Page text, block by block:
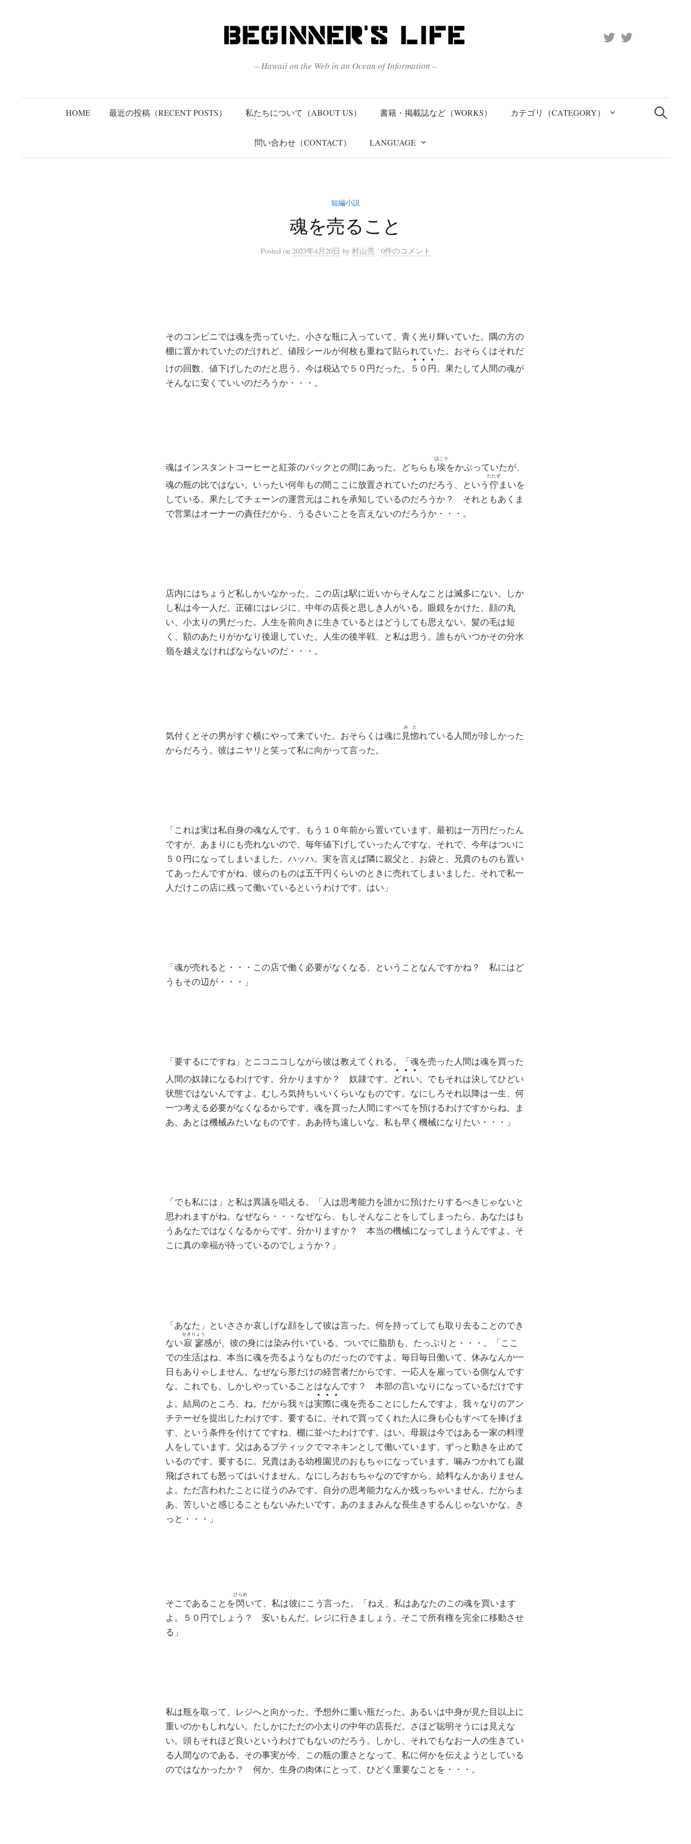
– Hawaii on the Web in an Ocean of Information –
HOME 最近の投稿（RECENT POSTS） 私たちについて（ABOUT US） 書籍・掲載誌など（WORKS） カテゴリ（CATEGORY）
問い合わせ（CONTACT） LANGUAGE
検
索:
短編小説
魂を売ること
Posted on 2023年4月20日 by 村山亮 / 0件のコメント
そのコンビニでは魂を売っていた。小さな瓶に入っていて、青く光り輝いていた。隅の方の
棚に置かれていたのだけれど、値段シールが何枚も重ねて貼られていた。おそらくはそれだ
けの回数、値下げしたのだと思う。今は税込で５０円だった。
５０円
●●●
。果たして人間の魂が
そんなに安くていいのだろうか・・・。
魂はインスタントコーヒーと紅茶のパックとの間にあった。どちらも埃
ほこり
をかぶっていたが、
魂の瓶の比ではない。いったい何年もの間ここに放置されていたのだろう、という 佇
たたず
まいを
している。果たしてチェーンの運営元はこれを承知しているのだろうか？ それともあくま
で営業はオーナーの責任だから、うるさいことを言えないのだろうか・・・。
店内にはちょうど私しかいなかった。この店は駅に近いからそんなことは滅多にない。しか
し私は今一人だ。正確にはレジに、中年の店長と思しき人がいる。眼鏡をかけた、顔の丸
い、小太りの男だった。人生を前向きに生きているとはどうしても思えない。髪の毛は短
く、額のあたりがかなり後退していた。人生の後半戦、と私は思う。誰もがいつかその分水
嶺を越えなければならないのだ・・・。
気付くとその男がすぐ横にやって来ていた。おそらくは魂に 見惚
みと
れている人間が珍しかった
からだろう。彼はニヤリと笑って私に向かって言った。
「これは実は私自身の魂なんです。もう１０年前から置いています。最初は一万円だったん
ですが、あまりにも売れないので、毎年値下げしていったんですな。それで、今年はついに
５０円になってしまいました。ハッハ。実を言えば隣に親父と、お袋と、兄貴のものも置い
てあったんですがね、彼らのものは五千円くらいのときに売れてしまいました。それで私一
人だけこの店に残って働いているというわけです。はい」
「魂が売れると・・・この店で働く必要がなくなる、ということなんですかね？ 私にはど
うもその辺が・・・」
「要するにですね」とニコニコしながら彼は教えてくれる。「魂を売った人間は魂を買った
人間の奴隷になるわけです。分かりますか？ 奴隷です。 どれい
●●●
。でもそれは決してひどい
状態ではないんですよ。むしろ気持ちいいくらいなものです。なにしろそれ以降は一生、何
一つ考える必要がなくなるからです。魂を買った人間にすべてを預けるわけですからね。ま
あ、あとは機械みたいなものです。ああ待ち遠しいな。私も早く機械になりたい・・・」
「でも私には」と私は異議を唱える。「人は思考能力を誰かに預けたりするべきじゃないと
思われますがね。なぜなら・・・なぜなら、もしそんなことをしてしまったら、あなたはも
うあなたではなくなるからです。分かりますか？ 本当の機械になってしまうんですよ。そ
こに真の幸福が待っているのでしょうか？」
「あなた」といささか哀しげな顔をして彼は言った。何を持ってしても取り去ることのでき
ない寂寥
せきりょう
感が、彼の身には染み付いている。ついでに脂肪も、たっぷりと・・・。「ここ
での生活はね、本当に魂を売るようなものだったのですよ。毎日毎日働いて、休みなんか一
日もありゃしません。なぜなら形だけの経営者だからです。一応人を雇っている側なんです
な。これでも。しかしやっていることはなんです？ 本部の言いなりになっているだけです
よ。結局のところ、ね。だから我々は実際に
●●●
魂を売ることにしたんですよ。我々なりのアン
チテーゼを提出したわけです。要するに。それで買ってくれた人に身も心もすべてを捧げま
す、という条件を付けてですね、棚に並べたわけです。はい。母親は今ではある一家の料理
人をしています。父はあるブティックでマネキンとして働いています。ずっと動きを止めて
いるのです。要するに。兄貴はある幼稚園児のおもちゃになっています。噛みつかれても蹴
飛ばされても怒ってはいけません。なにしろおもちゃなのですから。給料なんかありません
よ。ただ言われたことに従うのみです。自分の思考能力なんか残っちゃいません。だからま
あ、苦しいと感じることもないみたいです。あのままみんな長生きするんじゃないかな。き
っと・・・」
そこであることを閃
ひらめ
いて、私は彼にこう言った。「ねえ、私はあなたのこの魂を買います
よ。５０円でしょう？ 安いもんだ。レジに行きましょう。そこで所有権を完全に移動させ
る」
私は瓶を取って、レジへと向かった。予想外に重い瓶だった。あるいは中身が見た目以上に
重いのかもしれない。たしかにただの小太りの中年の店長だ。さほど聡明そうには見えな
い。頭もそれほど良いというわけでもないのだろう。しかし、それでもなお一人の生きてい
る人間なのである。その事実が今、この瓶の重さとなって、私に何かを伝えようとしている
のではなかったか？ 何か、生身の肉体にとって、ひどく重要なことを・・・。